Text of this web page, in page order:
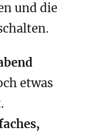
und die
etwas